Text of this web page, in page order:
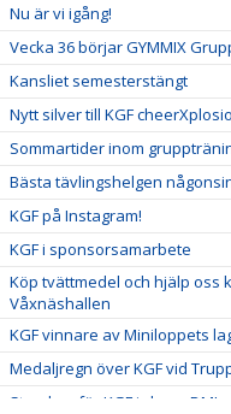
Nu är vi igång!
Vecka 36 börjar GYMMIX
Kansliet semesterstängt
Nytt silver till KGF
Sommartider inom
Bästa tävlingshelgen
KGF på Instagram!
KGF i sponsorsamarbete
Köp tvättmedel och hjälp oss
Våxnäshallen
KGF vinnare av Miniloppets
Medaljregn över KGF vid
Storslam för KGF i cheer-DM!